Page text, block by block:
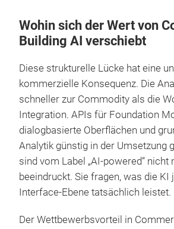
Wohin sich der Wert von
Building AI verschiebt
Diese strukturelle Lücke hat eine
kommerzielle Konsequenz. Die
schneller zur Commodity als die
Integration. APIs für Foundation
dialogbasierte Oberflächen und
Analytik günstig in der Umsetzung
sind vom Label „AI-powered“ nicht
beeindruckt. Sie fragen, was die KI
Interface-Ebene tatsächlich leistet.
Der Wettbewerbsvorteil in